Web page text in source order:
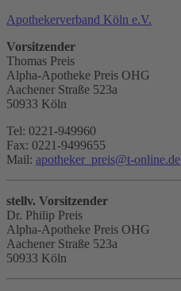
Apothekerverband Köln e.V.
Vorsitzender
Thomas Preis
Alpha-Apotheke Preis OHG
Aachener Straße 523a
50933 Köln
Tel: 0221-949960
Fax: 0221-9499655
Mail: apotheker_preis@t-online.de
stellv. Vorsitzender
Dr. Philip Preis
Alpha-Apotheke Preis OHG
Aachener Straße 523a
50933 Köln